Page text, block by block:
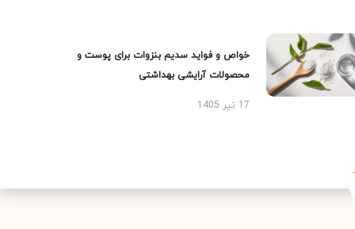
خواص و فواید سدیم بنزوات برای پوست و
محصولات آرایشی بهداشتی
17 تیر 1405